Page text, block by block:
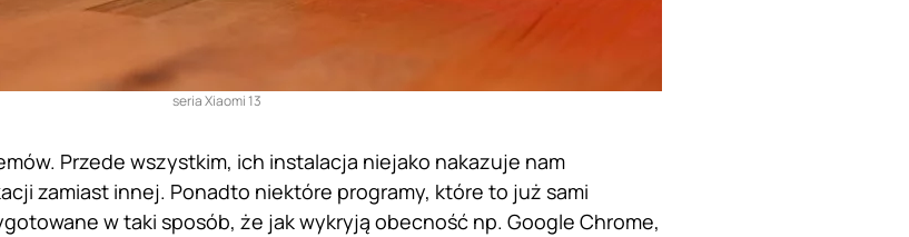
seria Xiaomi 13
Przede wszystkim, ich instalacja niejako nakazuje nam
zamiast innej. Ponadto niektóre programy, które to już sami
w taki sposób, że jak wykryją obecność np. Google Chrome,